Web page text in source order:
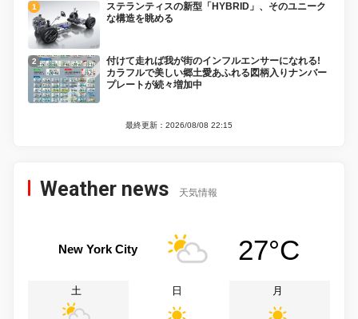
ステランティスの新型「HYBRID」、そのユニーク
な構造を眺める
付けて走れば我が街のインフルエンサーになれる!
カラフルで美しい郷土愛あふれる図柄入りナンバー
プレートが続々増加中
最終更新：2026/08/08 22:15
Weather news 天気情報
New York City 27°C
土 日 月